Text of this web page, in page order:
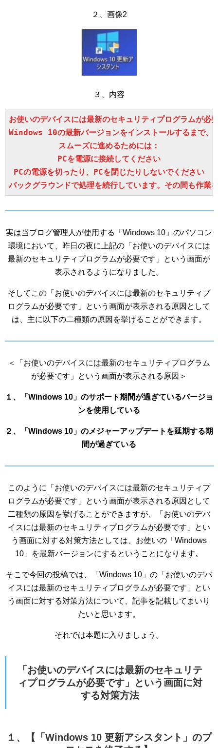
２、画像2
３、内容
お使いのデバイスには最新のセキュリティプログラムが必
Windows 10の最新バージョンをインストールするまで、
スムーズに進めるためには：
PCを電源に接続してください
PCの電源を切ったり、PCを閉じたりしないでください
バックグラウンドで処理を続行しています。その間も作業
実は当ブログ管理人が使用する「Windows 10」のパソコン
環境において、昨日の夜に上記の「お使いのデバイスには
最新のセキュリティプログラムが必要です」という画面が
表示されるようになりました。
そしてこの「お使いのデバイスには最新のセキュリティプ
ログラムが必要です」という画面が表示される原因として
は、主に以下の二種類の原因を挙げることができます。
＜「お使いのデバイスには最新のセキュリティプログラム
が必要です」という画面が表示される原因＞
１、「Windows 10」のサポート期間が過ぎているバージョ
ンを使用している
２、「Windows 10」のメジャーアップデートを延期する期
間が過ぎている
このように「お使いのデバイスには最新のセキュリティプ
ログラムが必要です」という画面が表示される原因として
二種類の原因を挙げることができますが、「お使いのデバ
イスには最新のセキュリティプログラムが必要です」とい
う画面に対する対策方法としては、お使いの「Windows
10」を最新バージョンにするということになります。
そこで今回の投稿では、「Windows 10」の「お使いのデバ
イスには最新のセキュリティプログラムが必要です」とい
う画面に対する対策方法について、記事を記載してまいり
たいと思います。
それでは本題に入りましょう。
「お使いのデバイスには最新のセキュリテ
ィプログラムが必要です」という画面に対
する対策方法
１、【「Windows 10 更新アシスタント」のプ